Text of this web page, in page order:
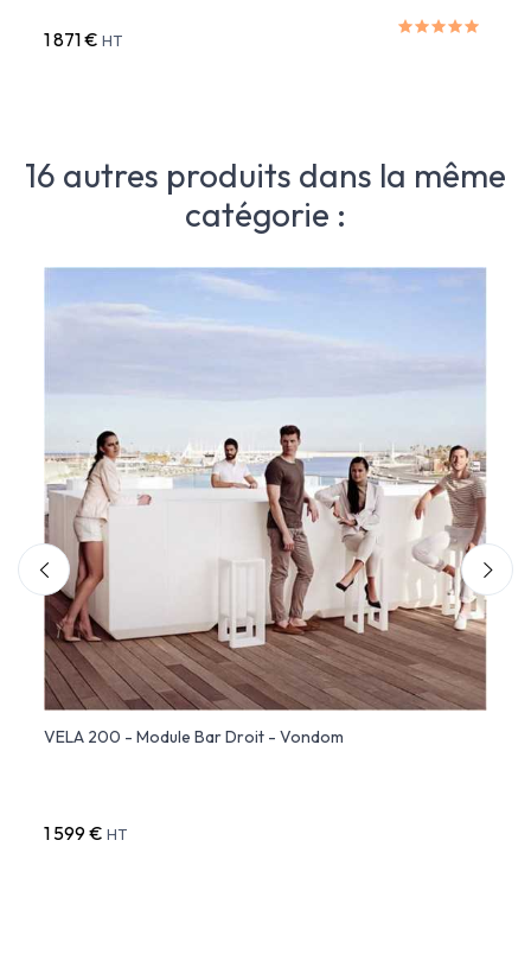
1 871 € HT
16 autres produits dans la même
catégorie :
VELA 200 - Module Bar Droit - Vondom
1 599 € HT